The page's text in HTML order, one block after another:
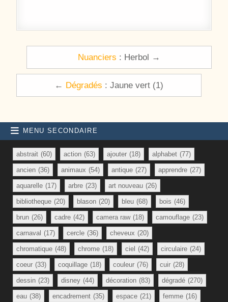
Navigation de l’article
Nuanciers : Herbol →
← Dégradés : Jaune vert (1)
MENU SECONDAIRE
abstrait (60) action (63) ajouter (18) alphabet (77)
ancien (36) animaux (54) antique (27) apprendre (27)
aquarelle (17) arbre (23) art nouveau (26)
bibliotheque (20) blason (20) bleu (68) bois (46)
brun (26) cadre (42) camera raw (18) camouflage (23)
carnaval (17) cercle (36) cheveux (20)
chromatique (48) chrome (18) ciel (42) circulaire (24)
coeur (33) coquillage (18) couleur (76) cuir (28)
dessin (23) disney (44) décoration (83) dégradé (270)
eau (38) encadrement (35) espace (21) femme (16)